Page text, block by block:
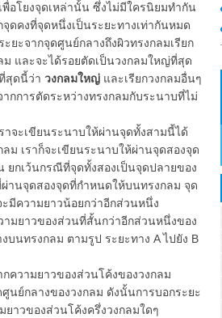
พื่อโยงจุดเหล่านั้น ซึ่งไม่มีใครนิยมทำกัน
คงที่จุดหนึ่งเป็นระยะทางเท่ากันหมด
ระยะจากจุดศูนย์กลางถึงผิวทรงกลมเรียก
ม และจะได้รอยตัดเป็นวงกลมใหญ่ที่สุด
สุดนี้ว่า วงกลมใหญ่ และเรียกวงกลมอื่นๆ
ากการตัดระหว่างทรงกลมกับระนาบที่ไม่
ะเขียนระนาบให้ผ่านจุดทั้งสามนี้ได้
ม เราก็จะเขียนระนาบให้ผ่านจุดสองจุด
ยกเว้นกรณีที่จุดทั้งสองเป็นจุดปลายของ
านจุดสองจุดที่กำหนดให้บนทรงกลม จุด
มีความยาวน้อยกว่าอีกส่วนหนึ่ง
ยาวของส่วนที่สั้นกว่าอีกส่วนหนึ่งของ
นทรงกลม ตามรูป ระยะทาง A ไปยัง B
วามยาวของส่วนโค้งของวงกลม
ย์กลางของวงกลม ดังนั้นการบอกระยะ
ยาวของส่วนโค้งครึ่งวงกลมใดๆ